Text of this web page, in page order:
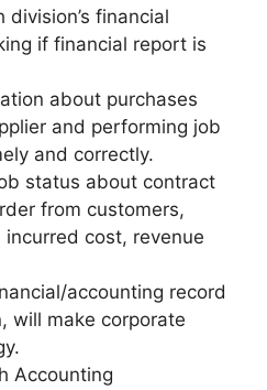
division’s financial
if financial report is
about purchases
and performing job
and correctly.
status about contract
from customers,
cost, revenue
accounting record
will make corporate
Accounting